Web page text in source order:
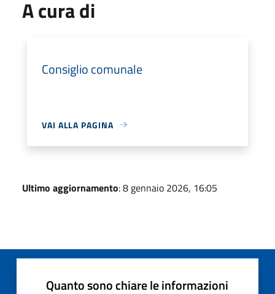
A cura di
Consiglio comunale
VAI ALLA PAGINA
Ultimo aggiornamento: 8 gennaio 2026, 16:05
Quanto sono chiare le informazioni